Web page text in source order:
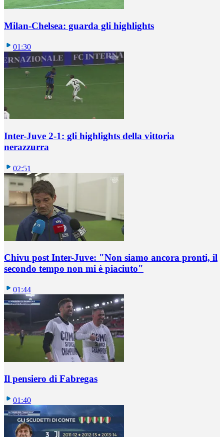
Milan-Chelsea: guarda gli highlights
01:30
Inter-Juve 2-1: gli highlights della vittoria
nerazzurra
02:51
Chivu post Inter-Juve: "Non siamo ancora pronti, il
secondo tempo non mi è piaciuto"
01:44
Il pensiero di Fabregas
01:40